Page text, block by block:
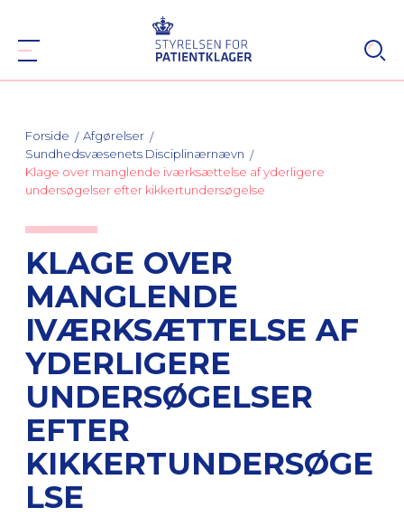
Forside
Afgørelser
Sundhedsvæsenets Disciplinærnævn
Klage over manglende iværksættelse af yderligere
undersøgelser efter kikkertundersøgelse
KLAGE OVER
MANGLENDE
IVÆRKSÆTTELSE AF
YDERLIGERE
UNDERSØGELSER
EFTER
KIKKERTUNDERSØGE
LSE